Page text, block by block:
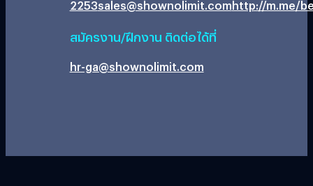
2253sales@shownolimit.comhttp://m.me/
สมัครงาน/ฝึกงาน ติดต่อได้ที่
hr-ga@shownolimit.com